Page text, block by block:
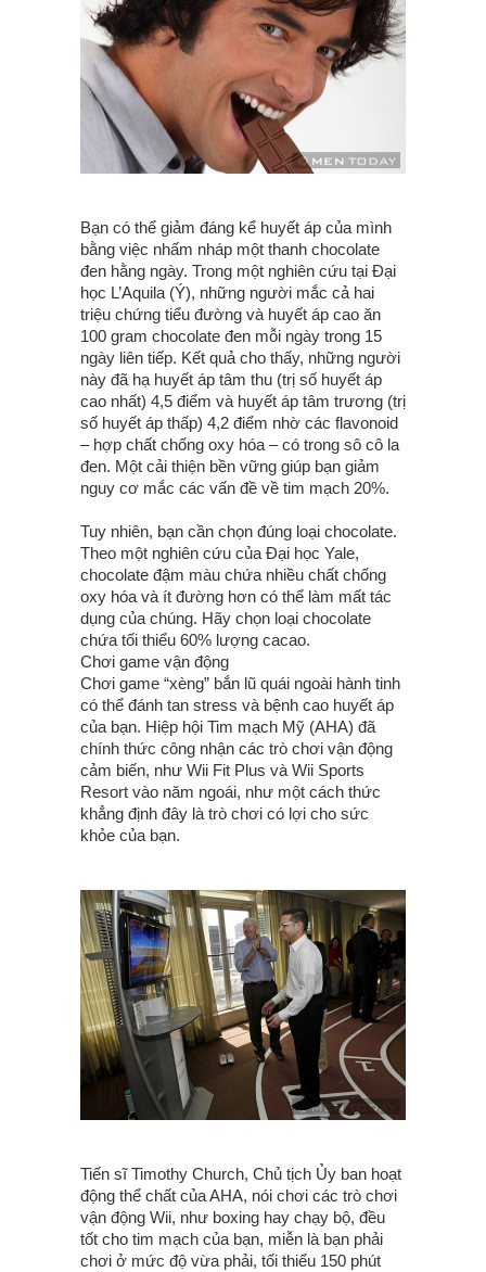
Bạn có thể giảm đáng kể huyết áp của mình
bằng việc nhấm nháp một thanh chocolate
đen hằng ngày. Trong một nghiên cứu tại Đại
học L’Aquila (Ý), những người mắc cả hai
triệu chứng tiểu đường và huyết áp cao ăn
100 gram chocolate đen mỗi ngày trong 15
ngày liên tiếp. Kết quả cho thấy, những người
này đã hạ huyết áp tâm thu (trị số huyết áp
cao nhất) 4,5 điểm và huyết áp tâm trương (trị
số huyết áp thấp) 4,2 điểm nhờ các flavonoid
– hợp chất chống oxy hóa – có trong sô cô la
đen. Một cải thiện bền vững giúp bạn giảm
nguy cơ mắc các vấn đề về tim mạch 20%.
Tuy nhiên, bạn cần chọn đúng loại chocolate.
Theo một nghiên cứu của Đại học Yale,
chocolate đậm màu chứa nhiều chất chống
oxy hóa và ít đường hơn có thể làm mất tác
dụng của chúng. Hãy chọn loại chocolate
chứa tối thiểu 60% lượng cacao.
Chơi game vận động
Chơi game “xèng” bắn lũ quái ngoài hành tinh
có thể đánh tan stress và bệnh cao huyết áp
của bạn. Hiệp hội Tim mạch Mỹ (AHA) đã
chính thức công nhận các trò chơi vận động
cảm biến, như Wii Fit Plus và Wii Sports
Resort vào năm ngoái, như một cách thức
khẳng định đây là trò chơi có lợi cho sức
khỏe của bạn.
Tiến sĩ Timothy Church, Chủ tịch Ủy ban hoạt
động thể chất của AHA, nói chơi các trò chơi
vận động Wii, như boxing hay chạy bộ, đều
tốt cho tim mạch của bạn, miễn là bạn phải
chơi ở mức độ vừa phải, tối thiểu 150 phút